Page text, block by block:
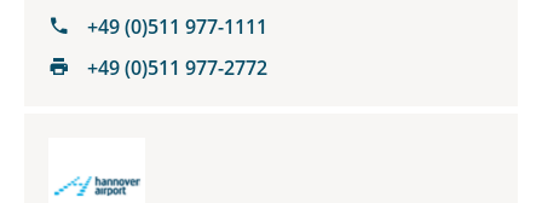
+49 (0)511 977-1111
+49 (0)511 977-2772